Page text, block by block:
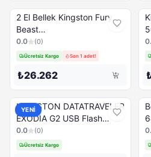
2 El Bellek Kingston Fury
Beast
64Gb(2X32Gb)3600Mhz
Ddr4 Kf436C18Bbak2
0.0 (0)
Ücretsiz Kargo Son 1 adet!
₺26.262
YENİ
KINGSTON DATATRAVELER
EXODIA G2 USB Flash
Bellek 256GB
0.0 (0)
Ücretsiz Kargo